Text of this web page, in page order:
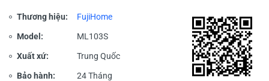
Thương hiệu: FujiHome
Model: ML103S
Xuất xứ: Trung Quốc
Bảo hành: 24 Tháng